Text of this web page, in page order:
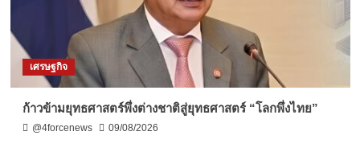
เศรษฐกิจ
ก้าวข้ามยุทธศาสตร์พึ่งต่างชาติสู่ยุทธศาสตร์ “โลกพึ่งไทย”
@4forcenews 09/08/2026